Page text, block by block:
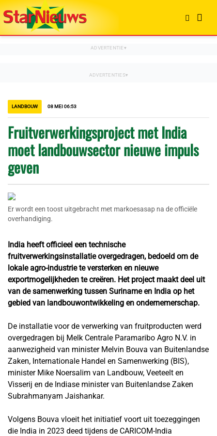
LANDBOUW 08 MEI 06:53
Fruitverwerkingsproject met India
moet landbouwsector nieuwe impuls
geven
Er wordt een toost uitgebracht met markoesasap na de officiële
overhandiging.
India heeft officieel een technische
fruitverwerkingsinstallatie overgedragen, bedoeld om de
lokale agro-industrie te versterken en nieuwe
exportmogelijkheden te creëren. Het project maakt deel uit
van de samenwerking tussen Suriname en India op het
gebied van landbouwontwikkeling en ondernemerschap.
De installatie voor de verwerking van fruitproducten werd
overgedragen bij Melk Centrale Paramaribo Agro N.V. in
aanwezigheid van minister Melvin Bouva van Buitenlandse
Zaken, Internationale Handel en Samenwerking (BIS),
minister Mike Noersalim van Landbouw, Veeteelt en
Visserij en de Indiase minister van Buitenlandse Zaken
Subrahmanyam Jaishankar.
Volgens Bouva vloeit het initiatief voort uit toezeggingen
die India in 2023 deed tijdens de CARICOM-India